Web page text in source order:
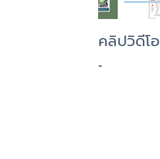
คลิปวิดีโอ
-